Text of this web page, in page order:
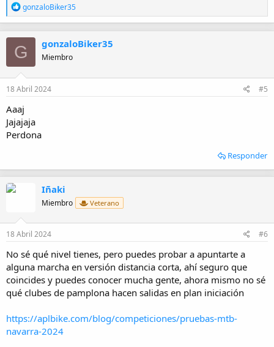
R
e
a
c
c
i
o
n
e
s
:
gonzaloBiker35
G gonzaloBiker35
Miembro
18 Abril 2024 #5
Aaaj
Jajajaja
Perdona
Responder
Iñaki
Miembro Veterano
18 Abril 2024 #6
No sé qué nivel tienes, pero puedes probar a apuntarte a
alguna marcha en versión distancia corta, ahí seguro que
coincides y puedes conocer mucha gente, ahora mismo no sé
qué clubes de pamplona hacen salidas en plan iniciación
https://aplbike.com/blog/competiciones/pruebas-mtb-
navarra-2024